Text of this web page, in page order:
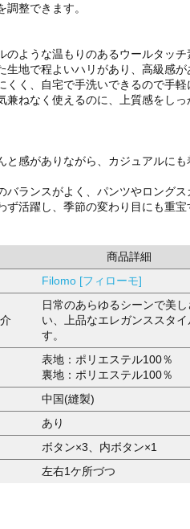
調整できます。
のような温もりのあるウールタッチ
生地で程よいハリがあり、高級感が
くく、自宅で手洗いできるので手軽
兼ねなく使えるのに、上質感をし
と感がありながら、カジュアルに
バランスがよく、パンツやロングス
ず活躍し、季節の変わり目にも重宝
商品詳細
Filomo [フィローモ]
日常のあらゆるシーンで美
い、上品なエレガンススタ
す。
表地：ポリエステル100％
裏地：ポリエステル100％
中国(縫製)
あり
ボタン×3、内ボタン×1
左右1ケ所づつ